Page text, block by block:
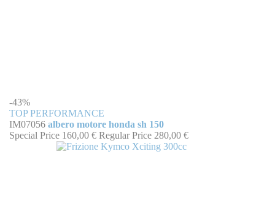
-43%
TOP PERFORMANCE
IM07056 albero motore honda sh 150
Special Price 160,00 € Regular Price 280,00 €